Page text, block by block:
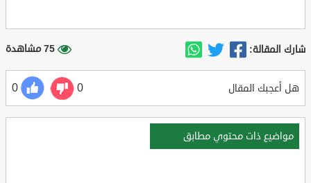
شارك المقالة: 75 مشاهدة
هل أعجبك المقال 0
0
مواضيع ذات محتوي مطابق